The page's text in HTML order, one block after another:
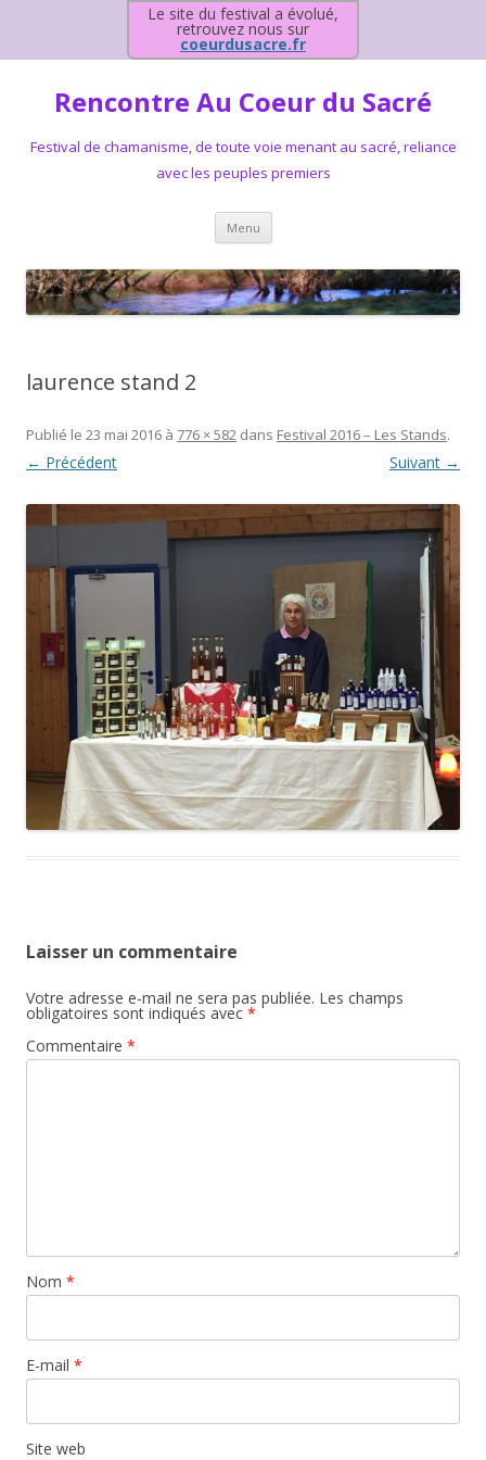
Le site du festival a évolué,
retrouvez nous sur
coeurdusacre.fr
Rencontre Au Coeur du Sacré
Festival de chamanisme, de toute voie menant au sacré, reliance
avec les peuples premiers
Menu Aller au contenu principal
laurence stand 2
Publié le 23 mai 2016 à 776 × 582 dans Festival 2016 – Les Stands.
← Précédent Suivant →
Laisser un commentaire
Votre adresse e-mail ne sera pas publiée. Les champs
obligatoires sont indiqués avec *
Commentaire *
Nom *
E-mail *
Site web